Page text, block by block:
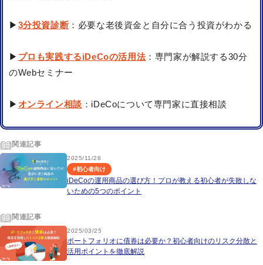
▶ 3分投資診断：必要な老後資金と自分に合う投資がわかる
▶ プロも実践するiDeCoの活用法：専門家が解説する30分
のWebセミナー
▶ オンライン相談 ：iDeCoについて専門家に直接相談
関連記事
2025/11/28
#初心者向け
iDeCoの運用商品の選び方！プロが教える初心者が失敗しな
いための5つのポイント
関連記事
2025/03/25
ポートフォリオに債券は必要か？初心者向けのリスク分散と
活用ポイントを徹底解説